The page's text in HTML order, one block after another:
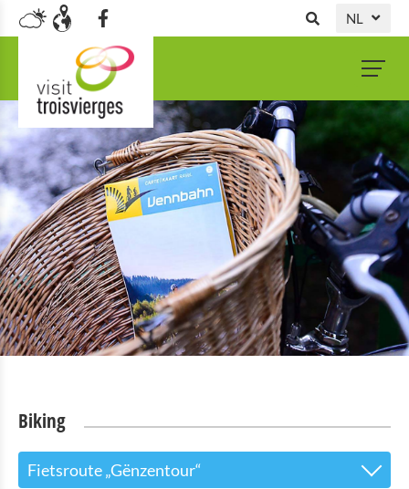
NL
FR
EN
Biking
Fietsroute „Gënzentour“